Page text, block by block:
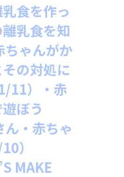
食を作っ
乳食を知
ゃんがか
の対処に
11）・赤
ぼう
ん・赤ちゃ
）
MAKE